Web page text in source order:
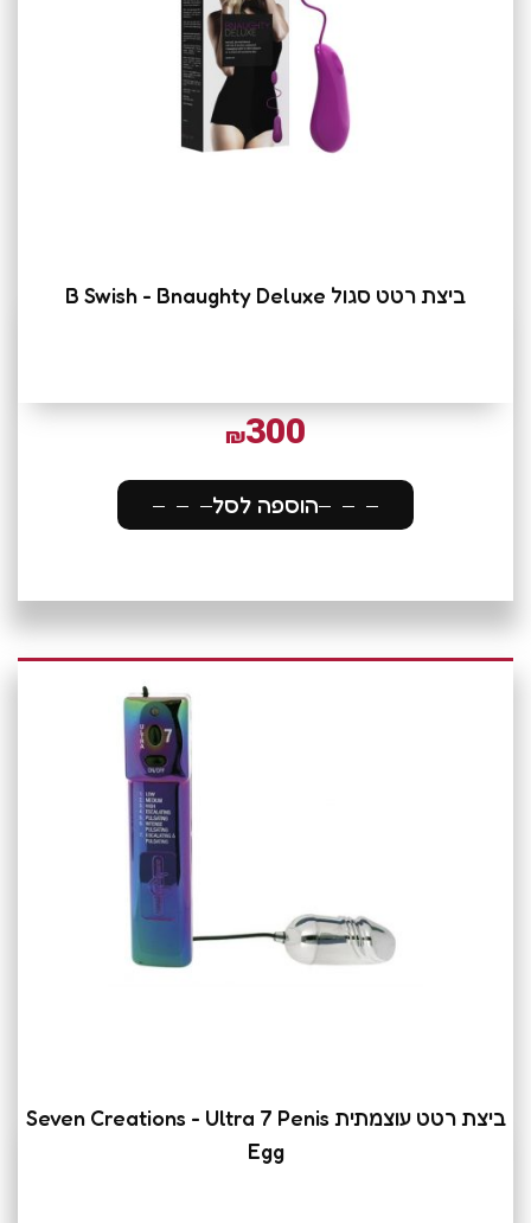
ביצת רטט סגול B Swish - Bnaughty Deluxe
₪300
הוספה לסל
ביצת רטט עוצמתית Seven Creations - Ultra 7 Penis
Egg